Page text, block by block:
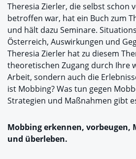
Theresia Zierler, die selbst schon
betroffen war, hat ein Buch zum
und hält dazu Seminare.
Österreich, Auswirkungen und
Theresia Zierler hat zu diesem
theoretischen Zugang durch Ihre
Arbeit, sondern auch die
ist Mobbing? Was tun gegen
Strategien und Maßnahmen gibt
Mobbing erkennen, vorbeugen,
und überleben.